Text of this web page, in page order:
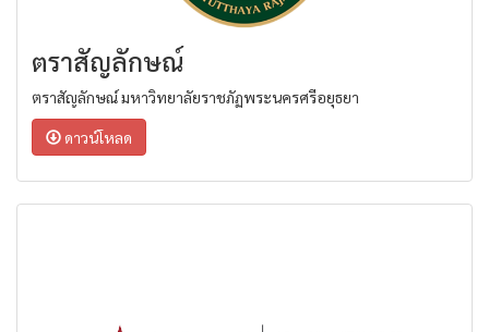
ตราสัญลักษณ์
ตราสัญลักษณ์ มหาวิทยาลัยราชภัฏพระนครศรีอยุธยา
ดาวน์โหลด